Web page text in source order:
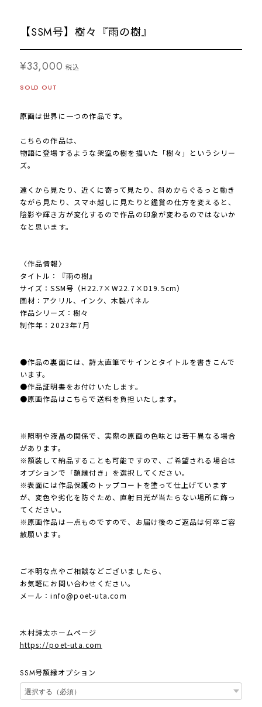
【SSM号】樹々『雨の樹』
¥33,000 税込
SOLD OUT
原画は世界に一つの作品です。
こちらの作品は、
物語に登場するような架空の樹を描いた「樹々」というシリー
ズ。
遠くから見たり、近くに寄って見たり、斜めからぐるっと動き
ながら見たり、スマホ越しに見たりと鑑賞の仕方を変えると、
陰影や輝き方が変化するので作品の印象が変わるのではないか
なと思います。
〈作品情報〉
タイトル：『雨の樹』
サイズ：SSM号（H22.7×W22.7×D19.5cm）
画材：アクリル、インク、木製パネル
作品シリーズ：樹々
制作年：2023年7月
●作品の裏面には、詩太直筆でサインとタイトルを書きこんで
います。
●作品証明書をお付けいたします。
●原画作品はこちらで送料を負担いたします。
※照明や液晶の関係で、実際の原画の色味とは若干異なる場合
があります。
※額装して納品することも可能ですので、ご希望される場合は
オプションで「額縁付き」を選択してください。
※表面には作品保護のトップコートを塗って仕上げています
が、変色や劣化を防ぐため、直射日光が当たらない場所に飾っ
てください。
※原画作品は一点ものですので、お届け後のご返品は何卒ご容
赦願います。
ご不明な点やご相談などございましたら、
お気軽にお問い合わせください。
メール：info@poet-uta.com
木村詩太ホームページ
https://poet-uta.com
SSM号額縁オプション